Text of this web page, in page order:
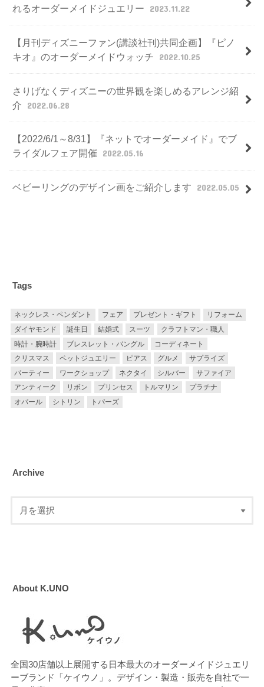
れるオーダーメイドジュエリー
2023.11.22
【月刊ディズニーファン(講談社刊)共同企画】『ピノ
キオ』のオーダーメイドウォッチ
2022.10.25
さりげなくディズニーの世界観を楽しめるアレンジ紹
介
2022.06.28
【2022/6/1～8/31】『ネットでオーダーメイド』でブ
ライダルフェア開催
2022.05.16
ベビーリングのデザイン画をご紹介します 2022.05.05
Tags
ネックレス・ペンダント フェア プレゼント・ギフト
リフォーム
ダイヤモンド
誕生日 結婚式 スーツ
クラフトマン・職人
時計・腕時計
ブレスレット・バングル
コーディネート
クリスマス
ペットジュエリー ピアス グルメ
サプライズ
パーティー
ワークショップ ネクタイ シルバー
サファイア
アンティーク
リボン プリンセス トルマリン
プラチナ
オパール
シトリン トパーズ
Archive
About K.UNO
全国30店舗以上展開する日本最大のオーダーメイドジュエリ
ーブランド「ケイウノ」。デザイン・製造・販売を自社で一